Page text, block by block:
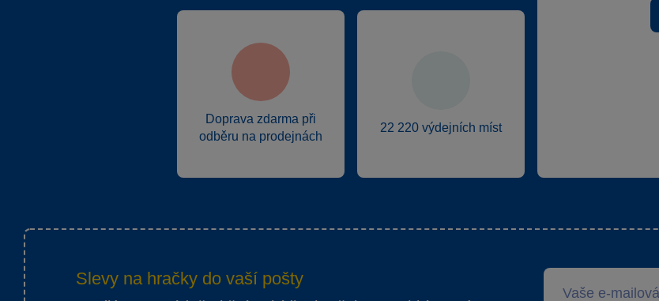
Doprava zdarma při
odběru na prodejnách
22 220 výdejních míst
Slevy na hračky do vaší pošty